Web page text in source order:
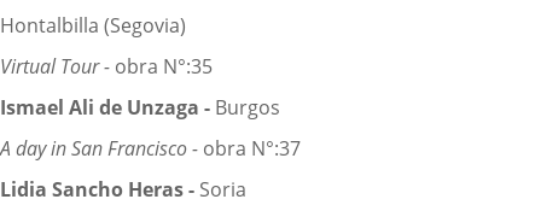
Hontalbilla (Segovia)
Virtual Tour - obra N°:35
Ismael Ali de Unzaga - Burgos
A day in San Francisco - obra N°:37
Lidia Sancho Heras - Soria